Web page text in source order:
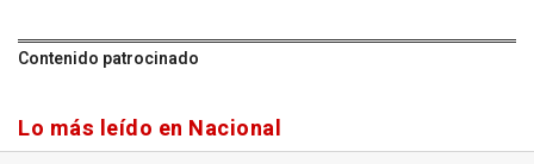
Contenido patrocinado
Lo más leído en Nacional